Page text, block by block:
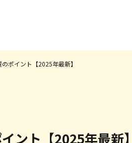
ポイント【2025年最新】
ント【2025年最新】